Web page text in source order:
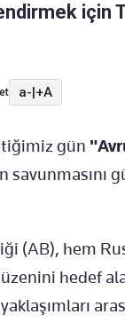
için
a-|+A
gün
savunmasını
(AB), hem
hedef